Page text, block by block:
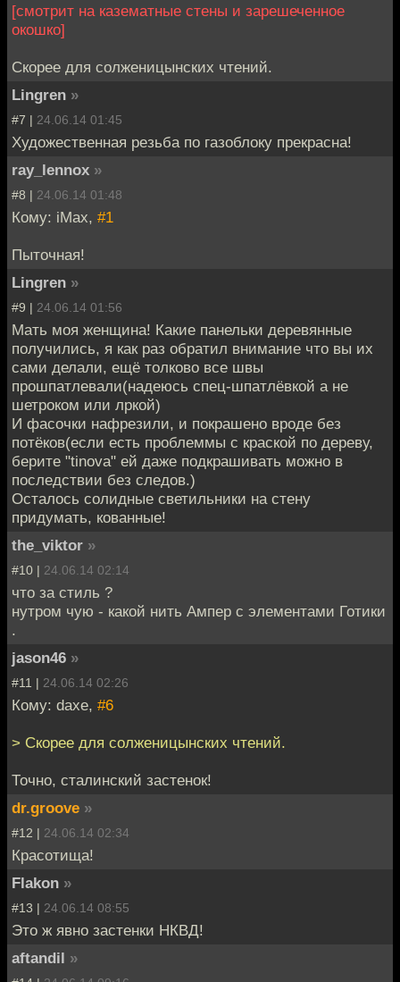
[смотрит на казематные стены и зарешеченное
окошко]
Скорее для солженицынских чтений.
Lingren »
#7 | 24.06.14 01:45
Художественная резьба по газоблоку прекрасна!
ray_lennox »
#8 | 24.06.14 01:48
Кому: iMax, #1
Пыточная!
Lingren »
#9 | 24.06.14 01:56
Мать моя женщина! Какие панельки деревянные
получились, я как раз обратил внимание что вы их
сами делали, ещё толково все швы
прошпатлевали(надеюсь спец-шпатлёвкой а не
шетроком или лркой)
И фасочки нафрезили, и покрашено вроде без
потёков(если есть проблеммы с краской по дереву,
берите "tinova" ей даже подкрашивать можно в
последствии без следов.)
Осталось солидные светильники на стену
придумать, кованные!
the_viktor »
#10 | 24.06.14 02:14
что за стиль ?
нутром чую - какой нить Ампер с элементами Готики
.
jason46 »
#11 | 24.06.14 02:26
Кому: daxe, #6
> Скорее для солженицынских чтений.
Точно, сталинский застенок!
dr.groove »
#12 | 24.06.14 02:34
Красотища!
Flakon »
#13 | 24.06.14 08:55
Это ж явно застенки НКВД!
aftandil »